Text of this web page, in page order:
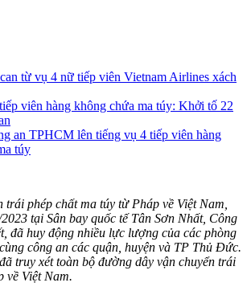
từ vụ 4 nữ tiếp viên Vietnam Airlines xách
viên hàng không chứa ma túy: Khởi tố 22
an TPHCM lên tiếng vụ 4 tiếp viên hàng
túy
trái phép chất m‌a tú‌y từ Pháp về Việt Nam,
tại Sân bay quốc tế Tân Sơn Nhất, Công
đã huy động nhiều lực lượng của các phòng
công an các quận, huyện và TP Thủ Đức.
truy xét toàn bộ đường dây vận chuyển trái
về Việt Nam.